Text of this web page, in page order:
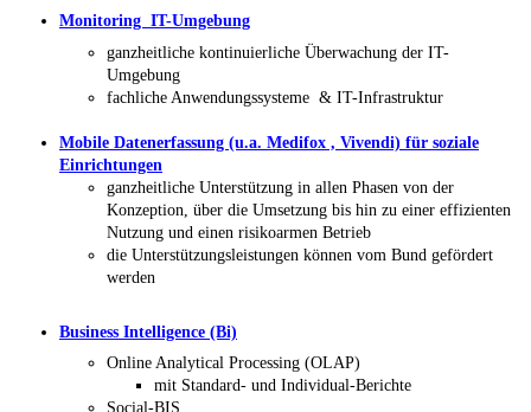
Monitoring IT-Umgebung
ganzheitliche kontinuierliche Überwachung der IT-
Umgebung
fachliche Anwendungssysteme & IT-Infrastruktur
Mobile Datenerfassung (u.a. Medifox , Vivendi) für soziale
Einrichtungen
ganzheitliche Unterstützung in allen Phasen von der
Konzeption, über die Umsetzung bis hin zu einer effizienten
Nutzung und einen risikoarmen Betrieb
die Unterstützungsleistungen können vom Bund gefördert
werden
Business Intelligence (Bi)
Online Analytical Processing (OLAP)
mit Standard- und Individual-Berichte
Social-BIS